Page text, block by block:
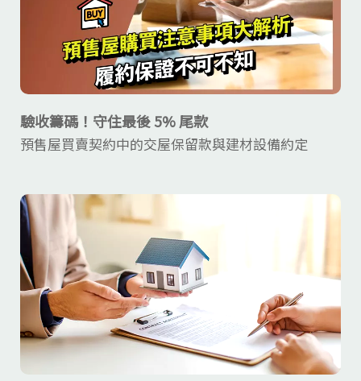
驗收籌碼！守住最後 5% 尾款
預售屋買賣契約中的交屋保留款與建材設備約定